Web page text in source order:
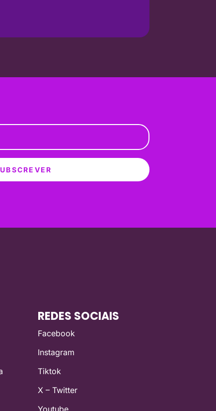
REDES SOCIAIS
Facebook
Instagram
Tiktok
X – Twitter
Youtube